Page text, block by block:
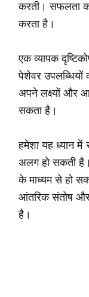
करती। सफलता
करता है।
एक व्यापक
पेशेवर उपलब्धियों
अपने लक्ष्यों और
सकता है।
हमेशा यह ध्यान में
अलग हो सकती है।
के माध्यम से हो
आंतरिक संतोष और
है।